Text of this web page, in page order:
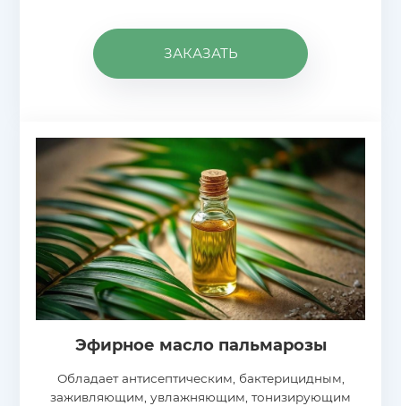
ЗАКАЗАТЬ
Эфирное масло пальмарозы
Обладает антисептическим, бактерицидным,
заживляющим, увлажняющим, тонизирующим